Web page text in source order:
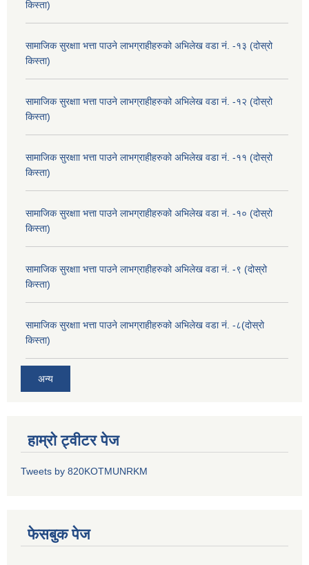
किस्ता)
सामाजिक सुरक्षाा भत्ता पाउने लाभग्राहीहरुको अभिलेख वडा नं. -१३ (दोस्रो
किस्ता)
सामाजिक सुरक्षाा भत्ता पाउने लाभग्राहीहरुको अभिलेख वडा नं. -१२ (दोस्रो
किस्ता)
सामाजिक सुरक्षाा भत्ता पाउने लाभग्राहीहरुको अभिलेख वडा नं. -११ (दोस्रो
किस्ता)
सामाजिक सुरक्षाा भत्ता पाउने लाभग्राहीहरुको अभिलेख वडा नं. -१० (दोस्रो
किस्ता)
सामाजिक सुरक्षाा भत्ता पाउने लाभग्राहीहरुको अभिलेख वडा नं. -९ (दोस्रो
किस्ता)
सामाजिक सुरक्षाा भत्ता पाउने लाभग्राहीहरुको अभिलेख वडा नं. -८(दोस्रो
किस्ता)
अन्य
हाम्रो ट्वीटर पेज
Tweets by 820KOTMUNRKM
फेसबुक पेज